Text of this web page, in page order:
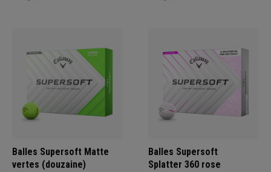
Balles Supersoft Matte
vertes (douzaine)
Balles Supersoft
Splatter 360 rose